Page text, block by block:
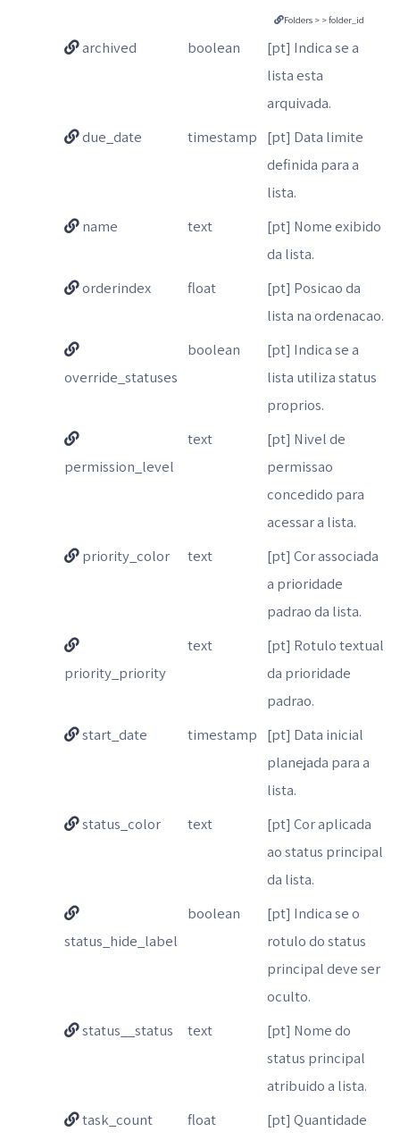
Folders > > folder_id
archived boolean
[pt] Indica se a
lista esta
arquivada.
due_date
timestamp [pt] Data limite
definida para a
lista.
name
text
[pt] Nome exibido
da lista.
orderindex
float
[pt] Posicao da
lista na ordenacao.
override_statuses
boolean
[pt] Indica se a
lista utiliza status
proprios.
permission_level
text
[pt] Nivel de
permissao
concedido para
acessar a lista.
priority_color
text
[pt] Cor associada
a prioridade
padrao da lista.
priority_priority
text
[pt] Rotulo textual
da prioridade
padrao.
start_date
timestamp [pt] Data inicial
planejada para a
lista.
status_color
text
[pt] Cor aplicada
ao status principal
da lista.
status_hide_label
boolean
[pt] Indica se o
rotulo do status
principal deve ser
oculto.
status__status
text
[pt] Nome do
status principal
atribuido a lista.
task_count
float
[pt] Quantidade